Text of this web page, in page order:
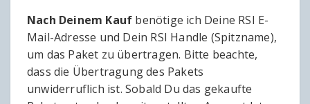
Nach Deinem Kauf benötige ich Deine RSI E-
Mail-Adresse und Dein RSI Handle (Spitzname),
um das Paket zu übertragen. Bitte beachte,
dass die Übertragung des Pakets
unwiderruflich ist. Sobald Du das gekaufte